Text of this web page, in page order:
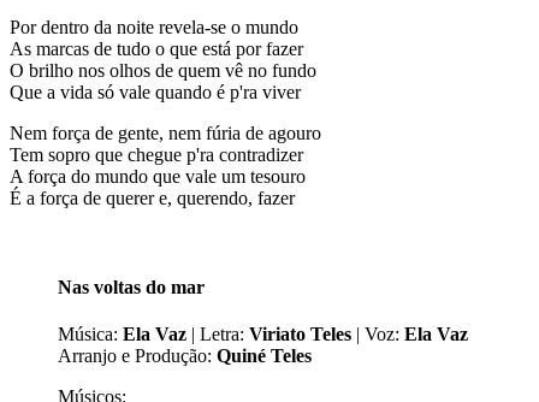
Por dentro da noite revela-se o mundo
As marcas de tudo o que está por fazer
O brilho nos olhos de quem vê no fundo
Que a vida só vale quando é p'ra viver
Nem força de gente, nem fúria de agouro
Tem sopro que chegue p'ra contradizer
A força do mundo que vale um tesouro
É a força de querer e, querendo, fazer
Nas voltas do mar
Música: Ela Vaz | Letra: Viriato Teles | Voz: Ela Vaz
Arranjo e Produção: Quiné Teles
Músicos: